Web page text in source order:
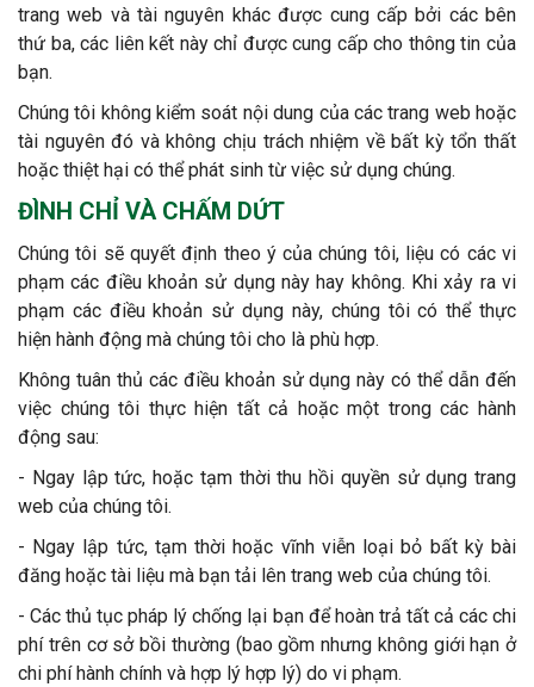
trang web và tài nguyên khác được cung cấp bởi các bên
thứ ba, các liên kết này chỉ được cung cấp cho thông tin của
bạn.
Chúng tôi không kiểm soát nội dung của các trang web hoặc
tài nguyên đó và không chịu trách nhiệm về bất kỳ tổn thất
hoặc thiệt hại có thể phát sinh từ việc sử dụng chúng.
ĐÌNH CHỈ VÀ CHẤM DỨT
Chúng tôi sẽ quyết định theo ý của chúng tôi, liệu có các vi
phạm các điều khoản sử dụng này hay không. Khi xảy ra vi
phạm các điều khoản sử dụng này, chúng tôi có thể thực
hiện hành động mà chúng tôi cho là phù hợp.
Không tuân thủ các điều khoản sử dụng này có thể dẫn đến
việc chúng tôi thực hiện tất cả hoặc một trong các hành
động sau:
- Ngay lập tức, hoặc tạm thời thu hồi quyền sử dụng trang
web của chúng tôi.
- Ngay lập tức, tạm thời hoặc vĩnh viễn loại bỏ bất kỳ bài
đăng hoặc tài liệu mà bạn tải lên trang web của chúng tôi.
- Các thủ tục pháp lý chống lại bạn để hoàn trả tất cả các chi
phí trên cơ sở bồi thường (bao gồm nhưng không giới hạn ở
chi phí hành chính và hợp lý hợp lý) do vi phạm.